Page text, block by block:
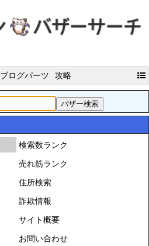
ブログパーツ 攻略
検索数ランク
売れ筋ランク
住所検索
詐欺情報
サイト概要
お問い合わせ